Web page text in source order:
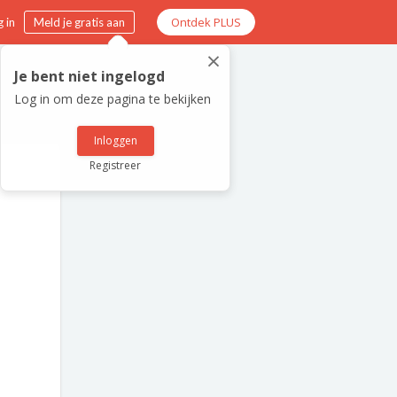
in Meld je gratis aan Ontdek PLUS
×
Je bent niet ingelogd
Log in om deze pagina te bekijken
Inloggen
Registreer